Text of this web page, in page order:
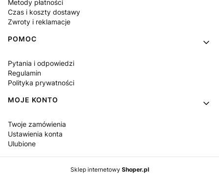
Metody płatności
Czas i koszty dostawy
Zwroty i reklamacje
POMOC
Pytania i odpowiedzi
Regulamin
Polityka prywatności
MOJE KONTO
Twoje zamówienia
Ustawienia konta
Ulubione
Sklep internetowy Shoper.pl